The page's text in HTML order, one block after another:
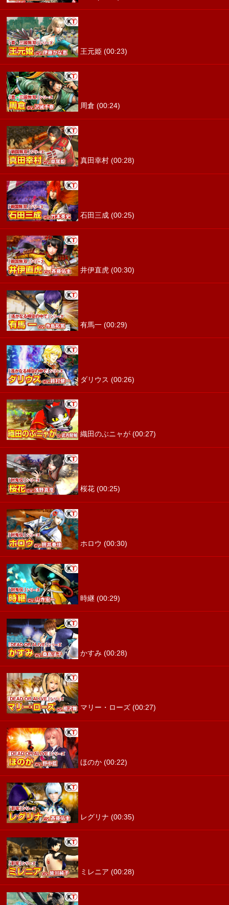
王元姫 (00:23)
周倉 (00:24)
真田幸村 (00:28)
石田三成 (00:25)
井伊直虎 (00:30)
有馬一 (00:29)
ダリウス (00:26)
織田のぶニャが (00:27)
桜花 (00:25)
ホロウ (00:30)
時継 (00:29)
かすみ (00:28)
マリー・ローズ (00:27)
ほのか (00:22)
レグリナ (00:35)
ミレニア (00:28)